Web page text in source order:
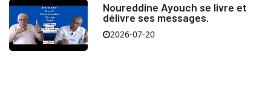
Noureddine Ayouch se livre et
délivre ses messages.
2026-07-20